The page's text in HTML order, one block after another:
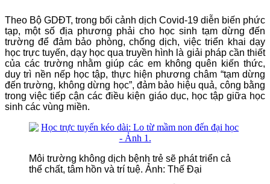
Theo Bộ GDĐT, trong bối cảnh dịch Covid-19 diễn biến phức
tạp, một số địa phương phải cho học sinh tạm dừng đến
trường để đảm bảo phòng, chống dịch, việc triển khai dạy
học trực tuyến, dạy học qua truyền hình là giải pháp cần thiết
của các trường nhằm giúp các em không quên kiến thức,
duy trì nền nếp học tập, thực hiện phương châm “tạm dừng
đến trường, không dừng học”, đảm bảo hiệu quả, công bằng
trong việc tiếp cận các điều kiện giáo dục, học tập giữa học
sinh các vùng miền.
Môi trường không dịch bệnh trẻ sẽ phát triển cả
thể chất, tâm hồn và trí tuệ. Ảnh: Thế Đại